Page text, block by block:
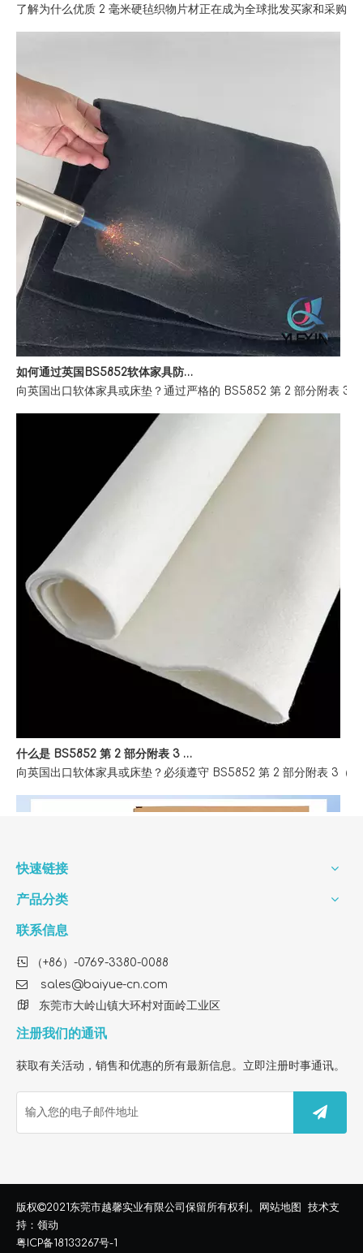
向英国出口软体家具或床垫？通过严格的 BS5852 第 2 部分附表 3
向英国出口软体家具或床垫？必须遵守 BS5852 第 2 部分附表 3（
Looking for a custom air purifier filter factory? We provide
快速链接
产品分类
联系信息
 （+86）-0769-3380-0088
 sales@baiyue-cn.com
 东莞市大岭山镇大环村对面岭工业区
注册我们的通讯
获取有关活动，销售和优惠的所有最新信息。立即注册时事通讯。
版权2021东莞市越馨实业有限公司 保留所有权利。 网站地图
技术支
持： 领动
粤ICP备18133267号-1